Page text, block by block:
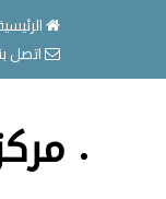
اتصل